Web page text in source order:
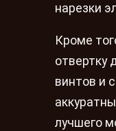
нарезки
Кроме
отвертку
винтов и
лучшего